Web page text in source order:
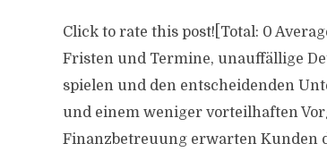
Click to rate this post![Total: 0
Fristen und Termine, unauffällige
spielen und den entscheidenden
und einem weniger vorteilhaften
Finanzbetreuung erwarten Kunden